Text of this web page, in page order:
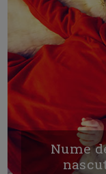
Nume